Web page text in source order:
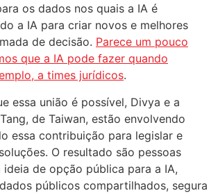
os dados nos quais a IA é
a IA para criar novos e melhores
de decisão. Parece um pouco
que a IA pode fazer quando
a times jurídicos.
essa união é possível, Divya e a
de Taiwan, estão envolvendo
essa contribuição para legislar e
O resultado são pessoas
ideia de opção pública para a IA,
públicos compartilhados, segura